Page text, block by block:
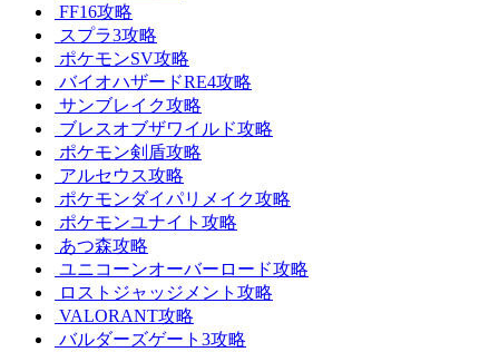
FF16攻略
スプラ3攻略
ポケモンSV攻略
バイオハザードRE4攻略
サンブレイク攻略
ブレスオブザワイルド攻略
ポケモン剣盾攻略
アルセウス攻略
ポケモンダイパリメイク攻略
ポケモンユナイト攻略
あつ森攻略
ユニコーンオーバーロード攻略
ロストジャッジメント攻略
VALORANT攻略
バルダーズゲート3攻略